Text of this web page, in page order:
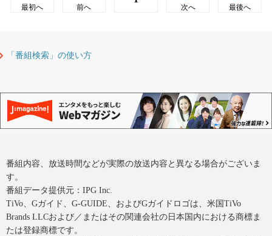
最初へ 前へ 次へ 最後へ
「番組検索」の使い方
番組内容、放送時間などが実際の放送内容と異なる場合がございま
す。
番組データ提供元：IPG Inc.
TiVo、Gガイド、G-GUIDE、およびGガイドロゴは、米国TiVo
Brands LLCおよび／またはその関連会社の日本国内における商標ま
たは登録商標です。